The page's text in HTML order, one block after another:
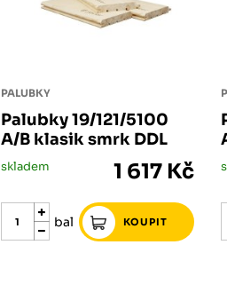
PALUBKY
Palubky 19/121/5100
A/B klasik smrk DDL
skladem 1 617 Kč
bal